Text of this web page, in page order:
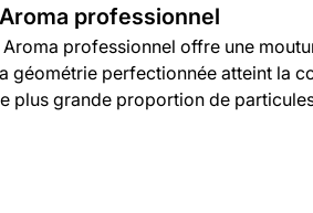
professionnel
professionnel offre une
géométrie perfectionnée atteint la
plus grande proportion de